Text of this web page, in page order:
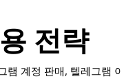
전략
램 계정 판매, 텔레그램